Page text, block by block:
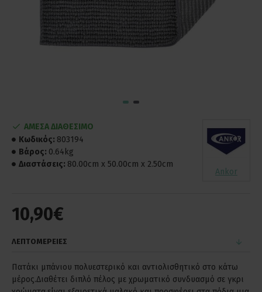
10,90€
ΑΜΕΣΑ ΔΙΑΘΕΣΙΜΟ
Κωδικός: 803194
Βάρος: 0.64kg
Διαστάσεις: 80.00cm x 50.00cm x 2.50cm
Ankor
ΛΕΠΤΟΜΕΡΕΙΕΣ
Πατάκι μπάνιου πολυεστερικό και αντιολισθητικό στο κάτω
μέρος.Διαθέτει διπλό πέλος με χρωματικό συνδυασμό σε γκρι